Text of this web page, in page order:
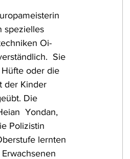
spezielles
Oi-
Sie
oder die
der Kinder
Die
Yondan,
Polizistin
lernten